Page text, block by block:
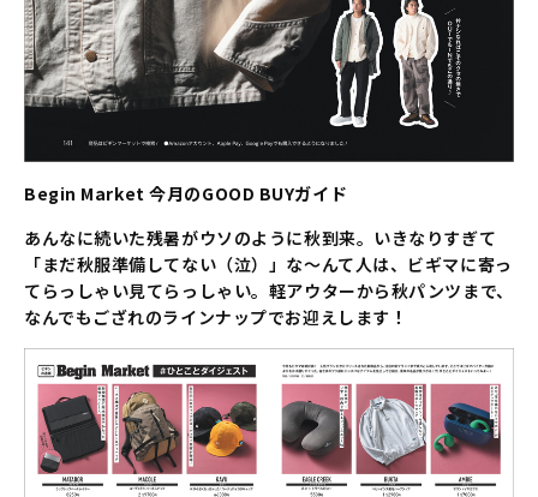
Begin Market 今月のGOOD BUYガイド
あんなに続いた残暑がウソのように秋到来。いきなりすぎて
「まだ秋服準備してない（泣）」な～んて人は、ビギマに寄っ
てらっしゃい見てらっしゃい。軽アウターから秋パンツまで、
なんでもござれのラインナップでお迎えします！